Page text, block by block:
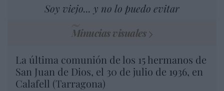
Soy viejo... y no lo puedo evitar
Minucias visuales
La última comunión de los 15 hermanos de
San Juan de Dios, el 30 de julio de 1936, en
Calafell (Tarragona)